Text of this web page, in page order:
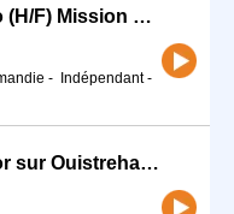
Moniteur / Professeur de vélo (H/F) Mission Hebdo (Samedi ou Mercredi)
- Indépendant-
Educateur sportif sport sénior sur Ouistreham (14) (H/F)